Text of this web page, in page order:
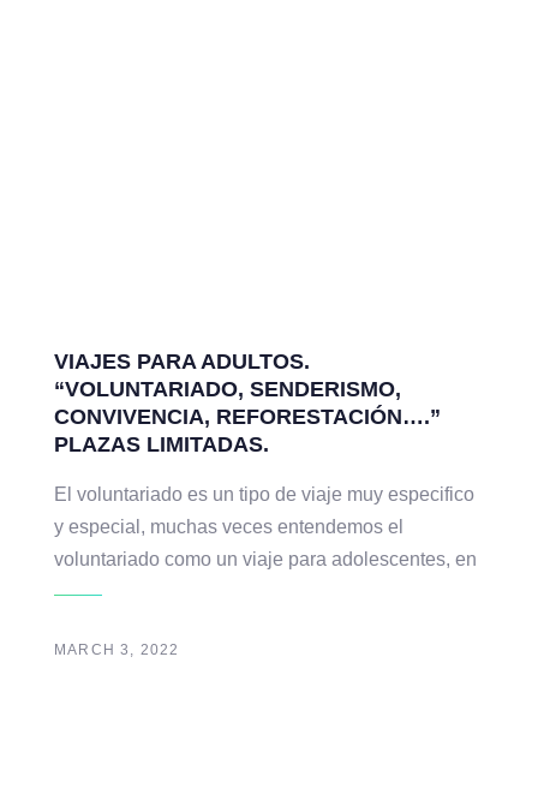
VIAJES PARA ADULTOS.
“VOLUNTARIADO, SENDERISMO,
CONVIVENCIA, REFORESTACIÓN….”
PLAZAS LIMITADAS.
El voluntariado es un tipo de viaje muy especifico
y especial, muchas veces entendemos el
voluntariado como un viaje para adolescentes, en
MARCH 3, 2022